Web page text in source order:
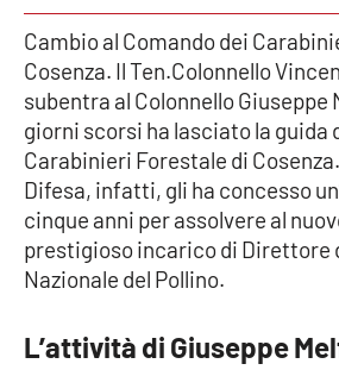
Meteo
Editoriali
VIDEO
Ambiente
Cronaca
Cultura
Cambio al Comando dei
Cosenza. Il Ten.Colonnello
subentra al Colonnello Giuseppe
giorni scorsi ha lasciato la guida
Carabinieri Forestale di
Difesa, infatti, gli ha concesso
cinque anni per assolvere al
prestigioso incarico di Direttore
Nazionale del Pollino.
L’attività di Giuseppe